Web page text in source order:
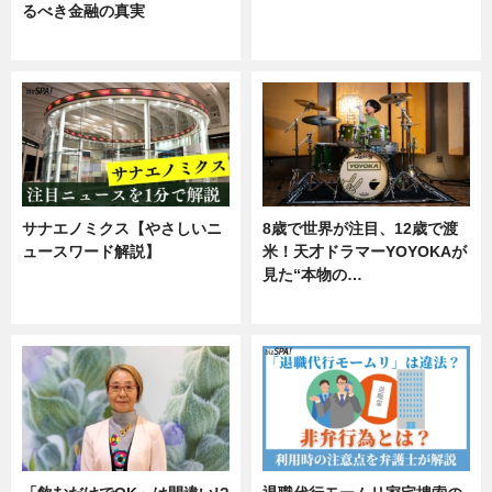
るべき金融の真実
サナエノミクス【やさしいニ
ュースワード解説】
8歳で世界が注目、12歳で渡
米！天才ドラマーYOYOKAが
見た“本物の…